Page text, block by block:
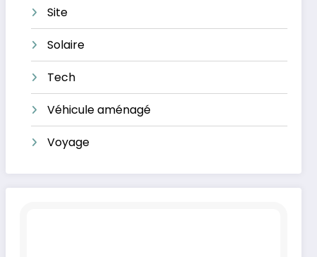
Site
Solaire
Tech
Véhicule aménagé
Voyage